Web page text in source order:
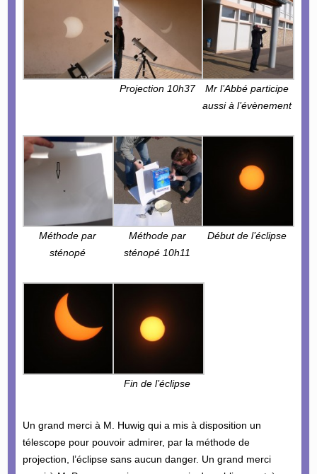
Projection 10h37
Mr l’Abbé participe
aussi à l’évènement
Méthode par
sténopé
Méthode par
sténopé 10h11
Début de l’éclipse
Fin de l’éclipse
Un grand merci à M. Huwig qui a mis à disposition un
télescope pour pouvoir admirer, par la méthode de
projection, l’éclipse sans aucun danger. Un grand merci